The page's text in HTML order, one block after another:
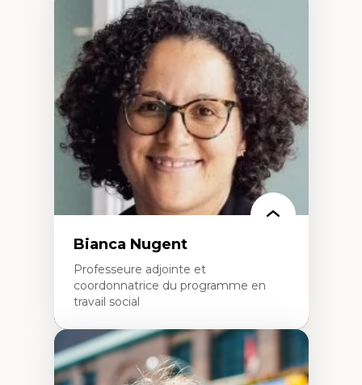
Expertises
Neuropsychiatrie et neurosciences
Direction d'essais cliniques
Analyse des politiques et pratiques en santé
mentale
Développement de protocoles d'essais
cliniques
Collaboration interfonctionnelle
Leadership en recherche clinique
Développement de cadres politiques
Collaboration avec des entreprises
pharmaceutiques
Rédaction de publications et de rapports
politiques
Enseignement et mentorat
Bianca Nugent
Professeure adjointe et
coordonnatrice du programme en
travail social
Expertises
Travail social, action et justice sociale